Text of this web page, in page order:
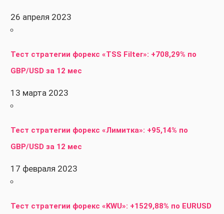
26 апреля 2023
Тест стратегии форекс «TSS Filter»: +708,29% по
GBP/USD за 12 мес
13 марта 2023
Тест стратегии форекс «Лимитка»: +95,14% по
GBP/USD за 12 мес
17 февраля 2023
Тест стратегии форекс «KWU»: +1529,88% по EURUSD